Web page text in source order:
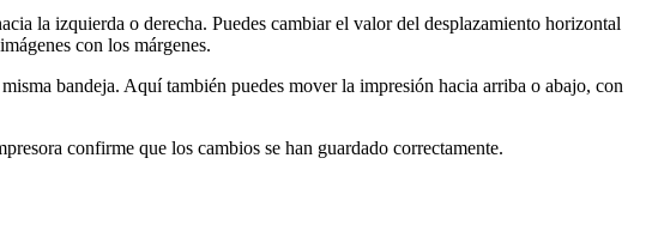
la izquierda o derecha. Puedes cambiar el valor del desplazamiento horizontal
con los márgenes.
bandeja. Aquí también puedes mover la impresión hacia arriba o abajo, con
confirme que los cambios se han guardado correctamente.